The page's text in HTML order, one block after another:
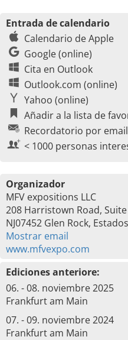
Entrada de calendario
Calendario de Apple
Google (online)
Cita en Outlook
Outlook.com (online)
Yahoo (online)
Añadir a la lista de
Recordatorio por email
< 1000 personas
Organizador
MFV expositions LLC
208 Harristown Road,
NJ07452 Glen Rock,
Mostrar email
www.mfvexpo.com
Ediciones anteriore:
06. - 08. noviembre 2025
Frankfurt am Main
07. - 09. noviembre 2024
Frankfurt am Main